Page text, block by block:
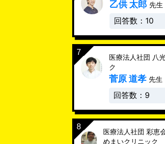
乙供 太郎 先生
回答数：10
医療法人社団 八
ク
菅原 道孝 先生
回答数：9
医療法人社団 彩恵
めまいクリニック